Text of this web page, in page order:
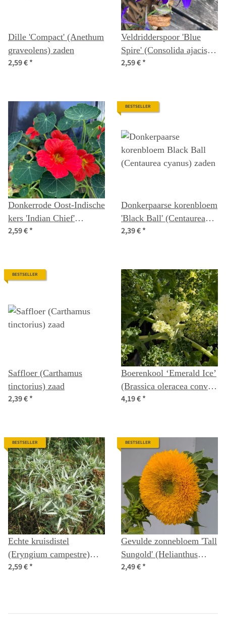
Dille 'Compact' (Anethum
graveolens) zaden
2,59 €*
Veldridderspoor 'Blue
Spire' (Consolida ajacis)
zaden
2,59 €*
Donkerrode Oost-Indische
kers 'Indian Chief'
(Tropaeolum majus)
2,59 €*
BESTSELLER
Donkerpaarse korenbloem
'Black Ball' (Centaurea
cyanus) zaden
2,39 €*
BESTSELLER
Saffloer (Carthamus
tinctorius) zaad
2,39 €*
Boerenkool ‘Emerald Ice’
(Brassica oleracea convar.
acephala var. sabellica)
4,19 €*
BESTSELLER
Echte kruisdistel
(Eryngium campestre)
zaden
2,59 €*
BESTSELLER
Gevulde zonnebloem 'Tall
Sungold' (Helianthus
annuus) zaden
2,49 €*